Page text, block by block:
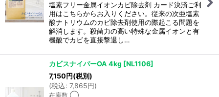
塩素フリー金属イオンカビ除去剤 カード決済ご利
用はこちらからお入りください。従来の次亜塩素
酸ナトリウムのカビ除去剤使用の際起こる問題を
解消します。殺菌力の高い特殊な金属イオンと有
機酸でカビを直接撃退し…
カビスナイパーOA 4kg [NL1106]
7,150円(税別)
(税込: 7,865円)
在庫数 ◯